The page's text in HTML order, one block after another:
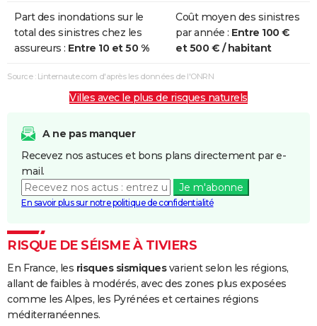
Part des inondations sur le
total des sinistres chez les
assureurs : Entre 10 et 50 %
Coût moyen des sinistres
par année : Entre 100 €
et 500 € / habitant
Source : Linternaute.com d'après les données de l'ONRN
Villes avec le plus de risques naturels
A ne pas manquer
Recevez nos astuces et bons plans directement par e-
mail.
Je m'abonne
En savoir plus sur notre politique de confidentialité
RISQUE DE SÉISME À TIVIERS
En France, les risques sismiquesvarient selon les régions,
allant de faibles à modérés, avec des zones plus exposées
comme les Alpes, les Pyrénées et certaines régions
méditerranéennes.